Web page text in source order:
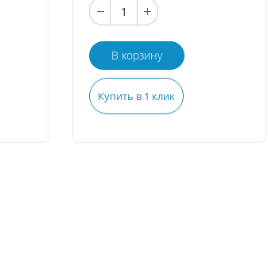
В корзину
Купить в 1 клик